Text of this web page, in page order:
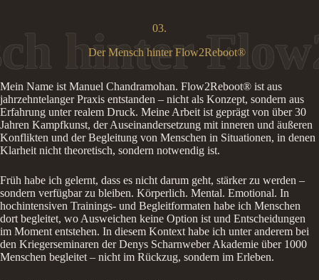
03.
Der Mensch hinter Flow2Reboot®
Mein Name ist Manuel Chandramohan. Flow2Reboot® ist aus
jahrzehntelanger Praxis entstanden – nicht als Konzept, sondern aus
Erfahrung unter realem Druck. Meine Arbeit ist geprägt von über 30
Jahren Kampfkunst, der Auseinandersetzung mit inneren und äußeren
Konflikten und der Begleitung von Menschen in Situationen, in denen
Klarheit nicht theoretisch, sondern notwendig ist.
Früh habe ich gelernt, dass es nicht darum geht, stärker zu werden –
sondern verfügbar zu bleiben. Körperlich. Mental. Emotional. In
hochintensiven Trainings- und Begleitformaten habe ich Menschen
dort begleitet, wo Ausweichen keine Option ist und Entscheidungen
im Moment entstehen. In diesem Kontext habe ich unter anderem bei
den Kriegerseminaren der Denys Scharnweber Akademie über 1000
Menschen begleitet – nicht im Rückzug, sondern im Erleben.